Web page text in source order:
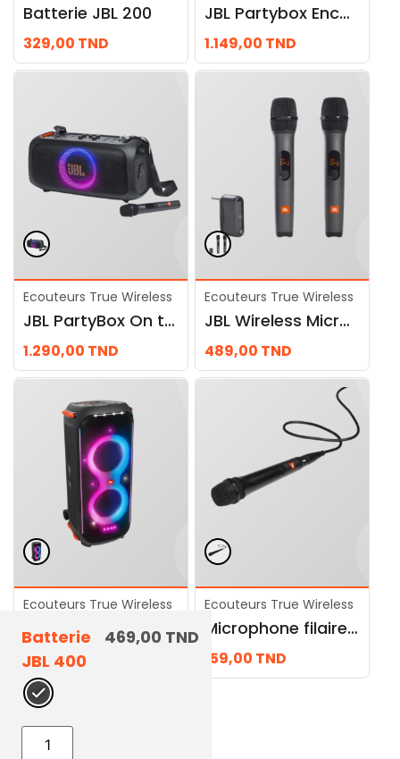
Batterie JBL 200
329,00 TND
JBL Partybox Encore Essential
1.149,00 TND
Ecouteurs True Wireless
JBL PartyBox On the GO Essential
1.290,00 TND
Ecouteurs True Wireless
JBL Wireless Microphone Set
489,00 TND
Ecouteurs True Wireless
JBL Partybox 710
3.889,00
Ecouteurs True Wireless
Microphone filaire JBL PBM100
159,00 TND
Batterie
JBL 400
469,00 TND